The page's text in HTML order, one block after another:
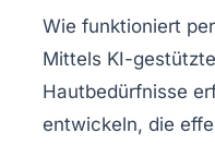
Wie funktioniert
Mittels KI-
Hautbedürfnisse
entwickeln, die